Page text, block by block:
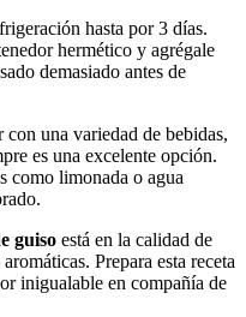
hasta por 3 días.
hermético y agrégale
demasiado antes de
con una variedad de bebidas,
es una excelente opción.
como limonada o agua
guiso está en la calidad de
Prepara esta receta
inigualable en compañía de